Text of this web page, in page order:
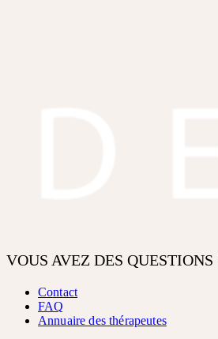
VOUS AVEZ DES QUESTIONS
Contact
FAQ
Annuaire des thérapeutes